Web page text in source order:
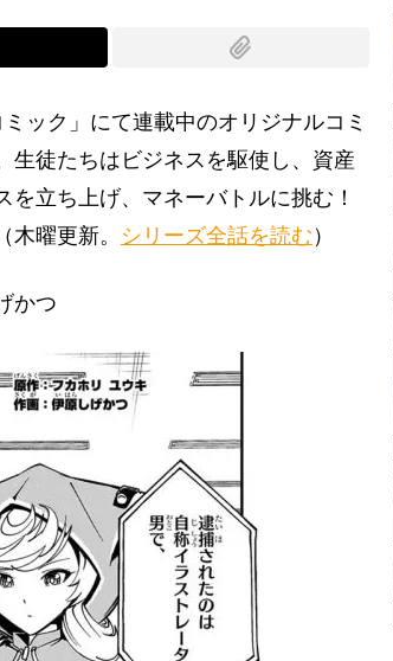
ック」にて連載中のオリジナルコミ
徒たちはビジネスを駆使し、資産
立ち上げ、マネーバトルに挑む！
曜更新。 シリーズ全話を読む ）
かつ